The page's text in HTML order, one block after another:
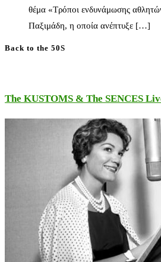
θέμα «Τρόποι ενδυνάμωσης
Παξιμάδη, η οποία ανέπτυξε […]
Back to the 50S
The KUSTOMS & The SENCES